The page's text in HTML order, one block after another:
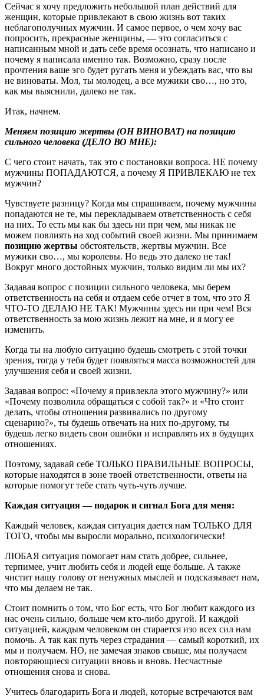
Сейчас я хочу предложить небольшой план действий для
женщин, которые привлекают в свою жизнь вот таких
неблагополучных мужчин. И самое первое, о чем хочу вас
попросить, прекрасные женщины, — это согласиться с
написанным мной и дать себе время осознать, что написано и
почему я написала именно так. Возможно, сразу после
прочтения ваше эго будет ругать меня и убеждать вас, что вы
не виноваты. Мол, ты молодец, а все мужики сво…, но это,
как мы выяснили, далеко не так.
Итак, начнем.
Меняем позицию жертвы (ОН ВИНОВАТ) на позицию
сильного человека (ДЕЛО ВО МНЕ):
С чего стоит начать, так это с постановки вопроса. НЕ почему
мужчины ПОПАДАЮТСЯ, а почему Я ПРИВЛЕКАЮ не тех
мужчин?
Чувствуете разницу? Когда мы спрашиваем, почему мужчины
попадаются не те, мы перекладываем ответственность с себя
на них. То есть мы как бы здесь ни при чем, мы никак не
можем повлиять на ход событий своей жизни. Мы принимаем
позицию жертвы обстоятельств, жертвы мужчин. Все
мужики сво…, мы королевы. Но ведь это далеко не так!
Вокруг много достойных мужчин, только видим ли мы их?
Задавая вопрос с позиции сильного человека, мы берем
ответственность на себя и отдаем себе отчет в том, что это Я
ЧТО-ТО ДЕЛАЮ НЕ ТАК! Мужчины здесь ни при чем! Вся
ответственность за мою жизнь лежит на мне, и я могу ее
изменить.
Когда ты на любую ситуацию будешь смотреть с этой точки
зрения, тогда у тебя будет появляться масса возможностей для
улучшения себя и своей жизни.
Задавая вопрос: «Почему я привлекла этого мужчину?» или
«Почему позволила обращаться с собой так?» и «Что стоит
делать, чтобы отношения развивались по другому
сценарию?», ты будешь отвечать на них по-другому, ты
будешь легко видеть свои ошибки и исправлять их в будущих
отношениях.
Поэтому, задавай себе ТОЛЬКО ПРАВИЛЬНЫЕ ВОПРОСЫ,
которые находятся в зоне твоей ответственности, ответы на
которые помогут тебе стать чуть-чуть лучше.
Каждая ситуация — подарок и сигнал Бога для меня:
Каждый человек, каждая ситуация дается нам ТОЛЬКО ДЛЯ
ТОГО, чтобы мы выросли морально, психологически!
ЛЮБАЯ ситуация помогает нам стать добрее, сильнее,
терпимее, учит любить себя и людей еще больше. А также
чистит нашу голову от ненужных мыслей и подсказывает нам,
что мы делаем не так.
Стоит помнить о том, что Бог есть, что Бог любит каждого из
нас очень сильно, больше чем кто-либо другой. И каждой
ситуацией, каждым человеком он старается изо всех сил нам
помочь. А так как путь через страдания — самый короткий, их
мы и получаем. НО, не замечая знаков свыше, мы получаем
повторяющиеся ситуации вновь и вновь. Несчастные
отношения снова и снова.
Учитесь благодарить Бога и людей, которые встречаются вам